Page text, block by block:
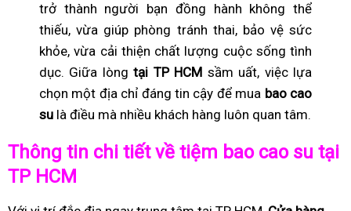
trở thành người bạn đồng hành không thể
thiếu, vừa giúp phòng tránh thai, bảo vệ sức
khỏe, vừa cải thiện chất lượng cuộc sống tình
dục. Giữa lòngtại TP HCM sầm uất, việc lựa
chọn một địa chỉ đáng tin cậy để mua bao cao
su là điều mà nhiều khách hàng luôn quan tâm.
Thông tin chi tiết về tiệm bao cao su tại
TP HCM